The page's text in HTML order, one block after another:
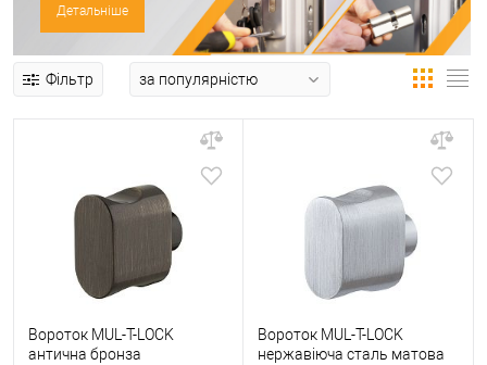
Детальніше
Фільтр
Вороток MUL-T-LOCK
антична бронза
Вороток MUL-T-LOCK
нержавіюча сталь матова